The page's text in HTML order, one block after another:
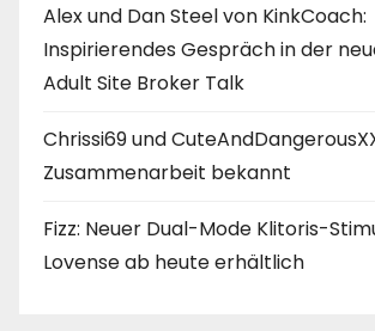
Alex und Dan Steel von KinkCoach:
Inspirierendes Gespräch in der
Adult Site Broker Talk
Chrissi69 und
Zusammenarbeit bekannt
Fizz: Neuer Dual-Mode Klitoris-
Lovense ab heute erhältlich